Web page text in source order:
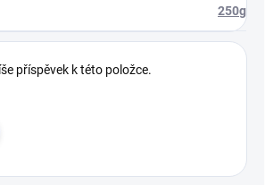
250g
příspěvek k této položce.